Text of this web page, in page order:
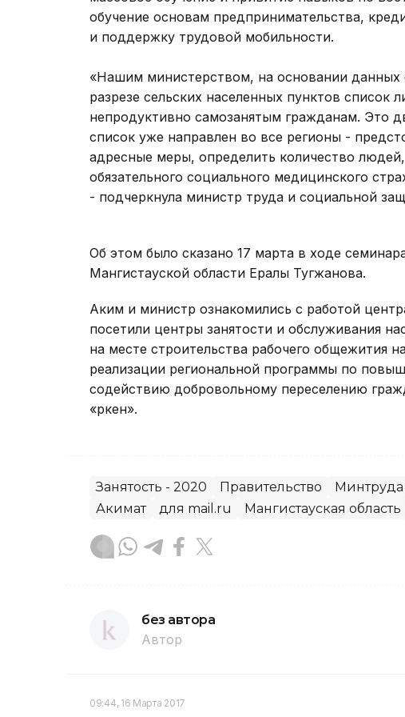
обучение основам предпринимательства,
и поддержку трудовой мобильности.
«Нашим министерством, на основании
разрезе сельских населенных пунктов список
непродуктивно самозанятым гражданам. Это
список уже направлен во все регионы -
адресные меры, определить количество
обязательного социального медицинского
- подчеркнула министр труда и социальной
Об этом было сказано 17 марта в ходе
Мангистауской области Ералы Тугжанова.
Аким и министр ознакомились с работой
посетили центры занятости и обслуживания
на месте строительства рабочего общежития
реализации региональной программы по
содействию добровольному переселению
«Өркен».
Занятость - 2020 Правительство
Акимат
для mail.ru Мангистауская область
без автора
Автор
09:44, 16 Марта 2017